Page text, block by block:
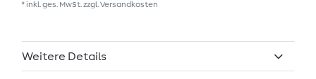
* inkl. ges. MwSt. zzgl.Versandkosten
Weitere Details